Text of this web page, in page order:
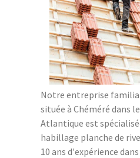
Notre entreprise
située à Chéméré dans
Atlantique est
habillage planche de
10 ans d'expérience